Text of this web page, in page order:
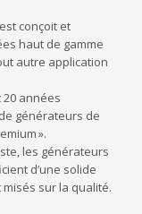
conçoit et
haut de gamme
autre application
20 années
générateurs de
».
les générateurs
d’une solide
sur la qualité.